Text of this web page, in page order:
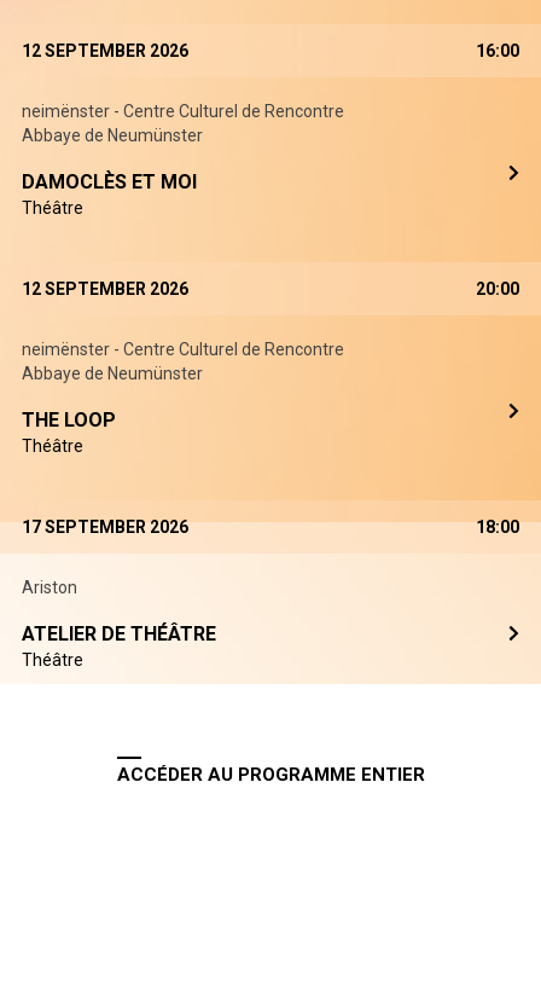
12 SEPTEMBER 2026 16:00
neimënster - Centre Culturel de Rencontre
Abbaye de Neumünster
DAMOCLÈS ET MOI
Théâtre
12 SEPTEMBER 2026 20:00
neimënster - Centre Culturel de Rencontre
Abbaye de Neumünster
THE LOOP
Théâtre
17 SEPTEMBER 2026 18:00
Ariston
ATELIER DE THÉÂTRE
Théâtre
ACCÉDER AU PROGRAMME ENTIER